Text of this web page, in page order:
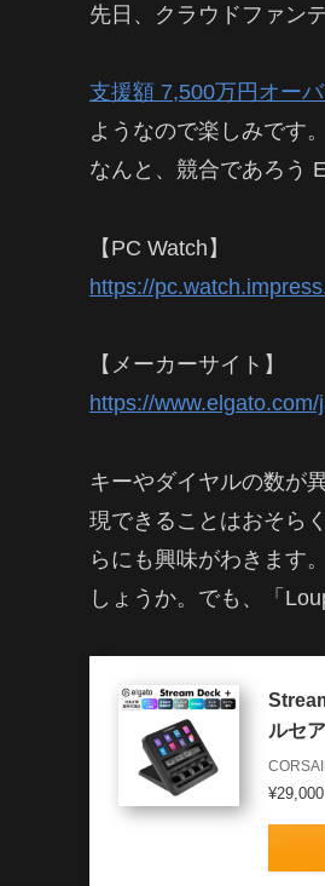
先日、クラウドファン
支援額 7,500万円オー
ようなので楽しみです。
なんと、競合であろう
【PC Watch】
https://
【メーカーサイト】
https://
キーやダイヤルの数が
現できることはおそら
らにも興味がわきます
しょうか。でも、「
ルセ
¥29,000